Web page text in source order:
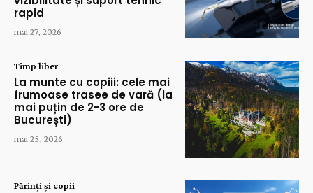
rapid
mai 27, 2026
Timp liber
La munte cu copiii: cele mai
frumoase trasee de vară (la
mai puțin de 2-3 ore de
București)
mai 25, 2026
Părinți și copii